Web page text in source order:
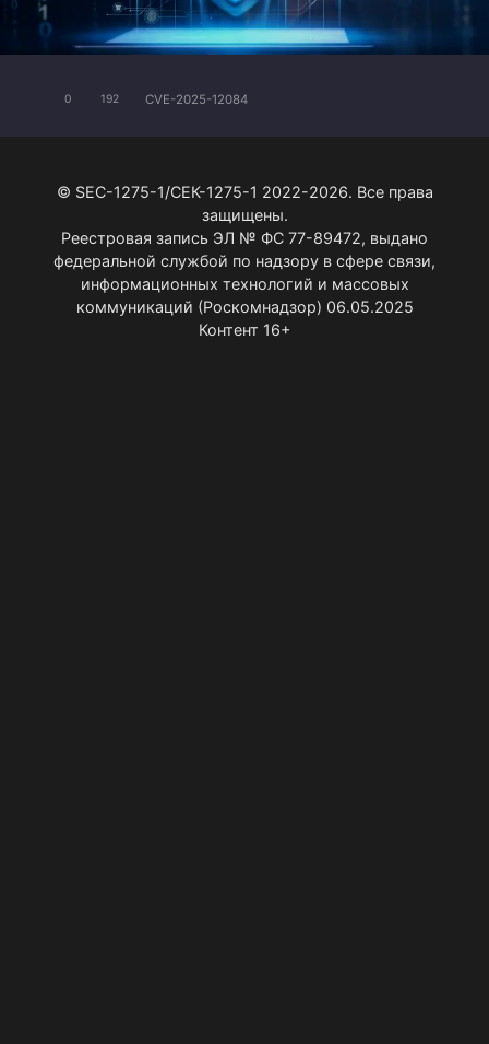
0 192 CVE-2025-12084
© SEC-1275-1/СЕК-1275-1 2022-2026. Все права
защищены.
Реестровая запись ЭЛ № ФС 77-89472, выдано
федеральной службой по надзору в сфере связи,
информационных технологий и массовых
коммуникаций (Роскомнадзор) 06.05.2025
Контент 16+